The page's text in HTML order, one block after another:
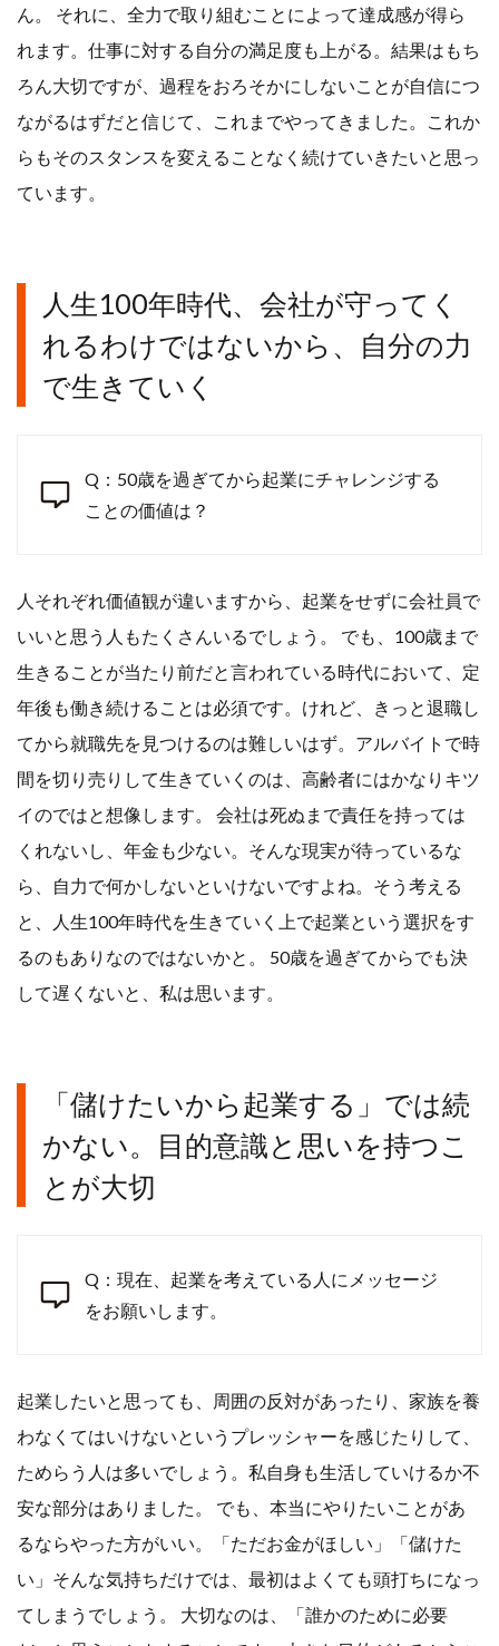
ん。 それに、全力で取り組むことによって達成感が得ら
れます。仕事に対する自分の満足度も上がる。結果はもち
ろん大切ですが、過程をおろそかにしないことが自信につ
ながるはずだと信じて、これまでやってきました。これか
らもそのスタンスを変えることなく続けていきたいと思っ
ています。
人生100年時代、会社が守ってく
れるわけではないから、自分の力
で生きていく
Q：50歳を過ぎてから起業にチャレンジする
ことの価値は？
人それぞれ価値観が違いますから、起業をせずに会社員で
いいと思う人もたくさんいるでしょう。 でも、100歳まで
生きることが当たり前だと言われている時代において、定
年後も働き続けることは必須です。けれど、きっと退職し
てから就職先を見つけるのは難しいはず。アルバイトで時
間を切り売りして生きていくのは、高齢者にはかなりキツ
イのではと想像します。 会社は死ぬまで責任を持っては
くれないし、年金も少ない。そんな現実が待っているな
ら、自力で何かしないといけないですよね。そう考える
と、人生100年時代を生きていく上で起業という選択をす
るのもありなのではないかと。 50歳を過ぎてからでも決
して遅くないと、私は思います。
「儲けたいから起業する」では続
かない。目的意識と思いを持つこ
とが大切
Q：現在、起業を考えている人にメッセージ
をお願いします。
起業したいと思っても、周囲の反対があったり、家族を養
わなくてはいけないというプレッシャーを感じたりして、
ためらう人は多いでしょう。私自身も生活していけるか不
安な部分はありました。 でも、本当にやりたいことがあ
るならやった方がいい。「ただお金がほしい」「儲けた
い」そんな気持ちだけでは、最初はよくても頭打ちになっ
てしまうでしょう。 大切なのは、「誰かのために必要